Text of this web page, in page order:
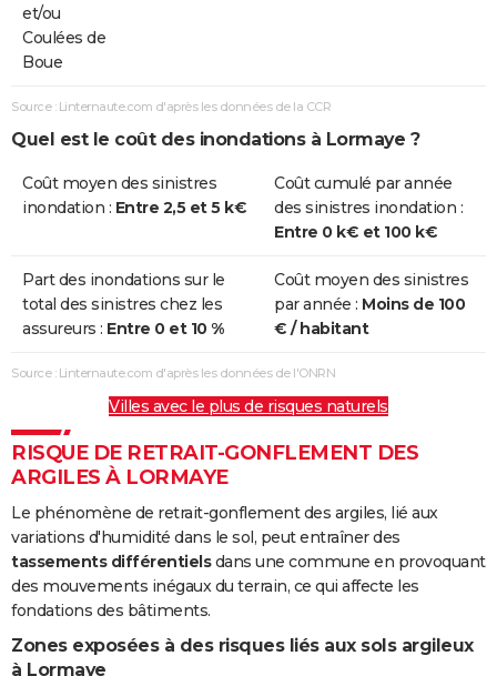
et/ou
Coulées de
Boue
Source : Linternaute.com d'après les données de la CCR
Quel est le coût des inondations à Lormaye ?
Coût moyen des sinistres
inondation : Entre 2,5 et 5 k€
Coût cumulé par année
des sinistres inondation :
Entre 0 k€ et 100 k€
Part des inondations sur le
total des sinistres chez les
assureurs : Entre 0 et 10 %
Coût moyen des sinistres
par année : Moins de 100
€ / habitant
Source : Linternaute.com d'après les données de l'ONRN
Villes avec le plus de risques naturels
RISQUE DE RETRAIT-GONFLEMENT DES
ARGILES À LORMAYE
Le phénomène de retrait-gonflement des argiles, lié aux
variations d'humidité dans le sol, peut entraîner des
tassements différentielsdans une commune en provoquant
des mouvements inégaux du terrain, ce qui affecte les
fondations des bâtiments.
Zones exposées à des risques liés aux sols argileux
à Lormaye